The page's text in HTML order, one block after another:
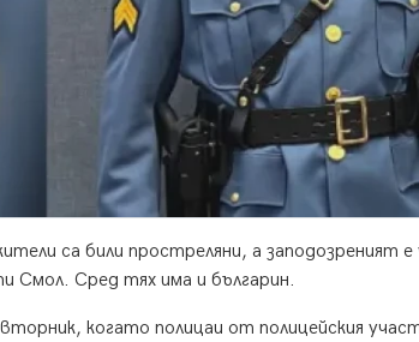
са били простреляни, а
Сред тях има и българин.
когато полицаи от полицейския